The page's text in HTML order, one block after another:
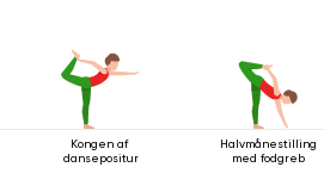
Kongen af ​​
dansepositur
Halvmånestilling
med fodgreb